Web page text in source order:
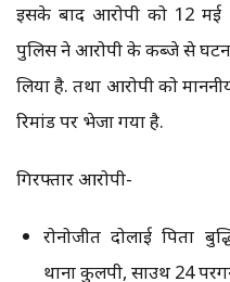
इसके बाद आरोपी को 12 मई
पुलिस ने आरोपी के कब्जे से
लिया है. तथा आरोपी को
रिमांड पर भेजा गया है.
गिरफ्तार आरोपी-
रोनोजीत दोलाई पिता
थाना कुलपी, साउथ 24